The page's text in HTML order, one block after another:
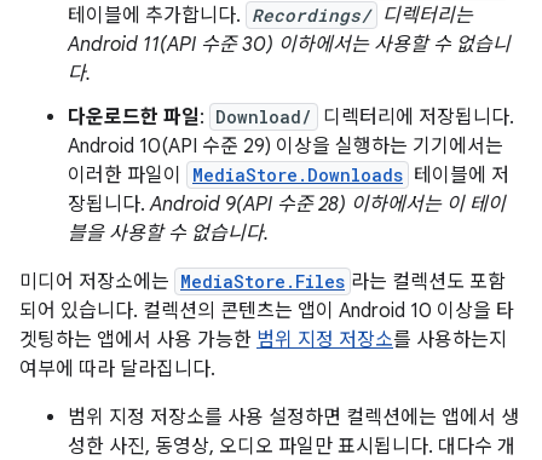
테이블에 추가합니다. Recordings/ 디렉터리는
Android 11(API 수준 30) 이하에서는 사용할 수 없습니
다.
다운로드한 파일: Download/
디렉터리에 저장됩니다.
Android 10(API 수준 29) 이상을 실행하는 기기에서는
이러한 파일이
MediaStore.Downloads 테이블에 저
장됩니다.Android 9(API 수준 28) 이하에서는 이 테이
블을 사용할 수 없습니다.
미디어 저장소에는 MediaStore.Files 라는 컬렉션도 포함
되어 있습니다. 컬렉션의 콘텐츠는 앱이 Android 10 이상을 타
겟팅하는 앱에서 사용 가능한 범위 지정 저장소를 사용하는지
여부에 따라 달라집니다.
범위 지정 저장소를 사용 설정하면 컬렉션에는 앱에서 생
성한 사진, 동영상, 오디오 파일만 표시됩니다. 대다수 개